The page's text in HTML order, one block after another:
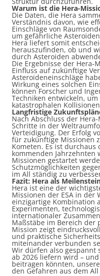
Warum ist die Hera-
Die Daten, die Hera
Verständnis davon, wie
Einschläge von
um gefährliche
Hera liefert somit
herauszufinden, ob und
durch Asteroiden
Die Ergebnisse der Hera-
Einfluss auf zukünftige
Asteroideneinschläge
Wirkung eines solchen
können Forscher und
Techniken entwickeln,
katastrophalen
Langfristige
Nach Abschluss der
Schritte in der
Verteidigung. Der Erfolg
für zukünftige Missionen
Kometen. Es ist durchaus
kommenden Jahrzehnten
Missionen gestartet
Schutzmöglichkeiten
im All ständig zu
Fazit: Hera als
Hera ist eine der
Missionen der ESA in
einzigartige Kombination
Experimenten,
internationaler
Maßstäbe im Bereich der
Mission zeigt
und praktische
miteinander verbunden
Wir dürfen also gespannt
ab 2026 liefern wird –
beitragen könnten,
den Gefahren aus dem